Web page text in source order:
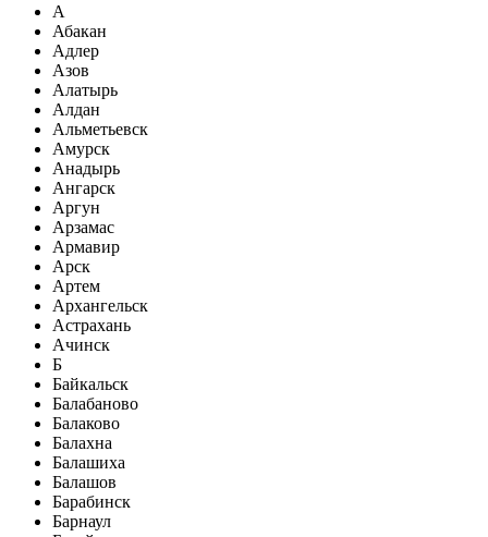
А
Абакан
Адлер
Азов
Алатырь
Алдан
Альметьевск
Амурск
Анадырь
Ангарск
Аргун
Арзамас
Армавир
Арск
Артем
Архангельск
Астрахань
Ачинск
Б
Байкальск
Балабаново
Балаково
Балахна
Балашиха
Балашов
Барабинск
Барнаул